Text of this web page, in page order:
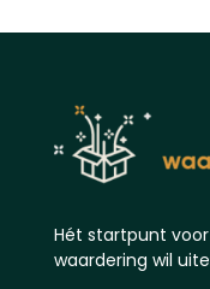
Hét startpunt
waardering wil